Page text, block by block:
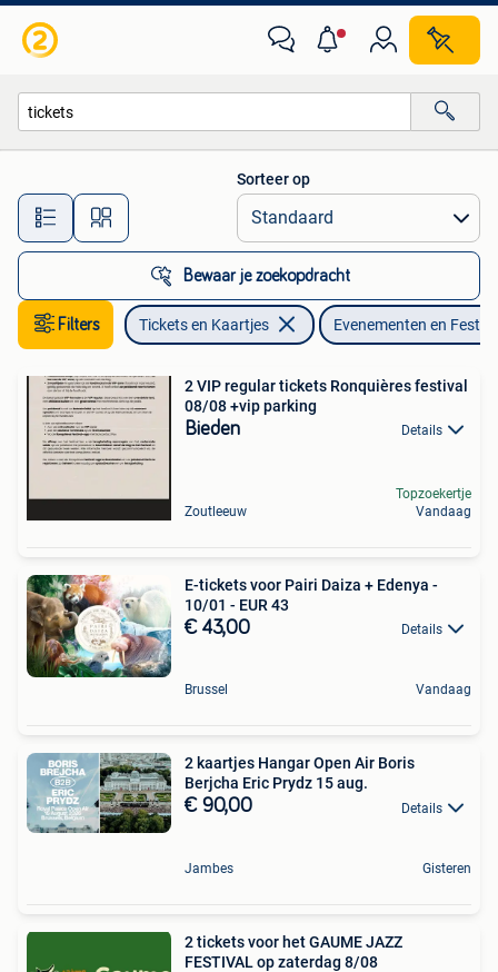
Alle afstanden…
Sorteer op
Bewaar je zoekopdracht
Filters Tickets en Kaartjes Evenementen en
2 VIP regular tickets Ronquières festival
08/08 +vip parking
Bieden Details
Zoutleeuw
Topzoekertje
Vandaag
E-tickets voor Pairi Daiza + Edenya -
10/01 - EUR 43
€ 43,00 Details
Brussel Vandaag
2 kaartjes Hangar Open Air Boris
Berjcha Eric Prydz 15 aug.
€ 90,00 Details
Jambes Gisteren
2 tickets voor het GAUME JAZZ
FESTIVAL op zaterdag 8/08